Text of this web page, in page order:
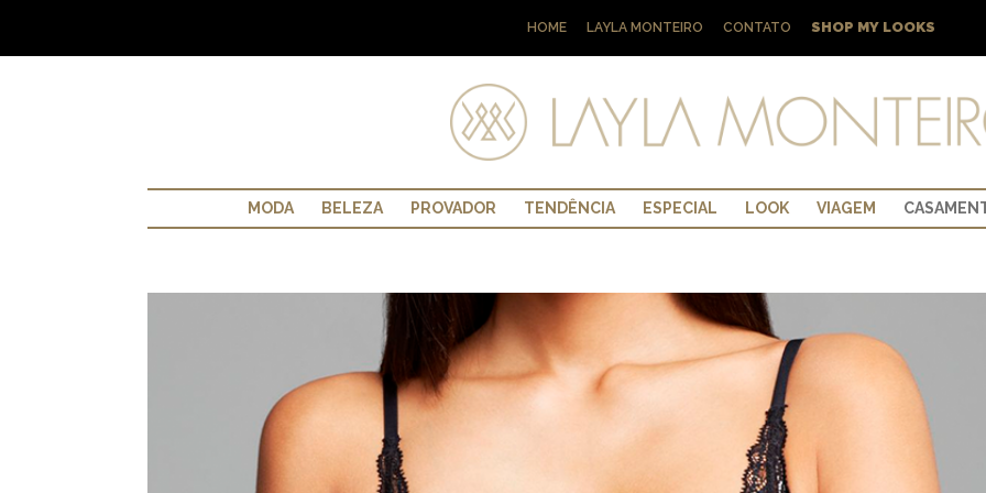
HOME LAYLA MONTEIRO CONTATO SHOP MY LOOKS
MODA BELEZA PROVADOR TENDÊNCIA ESPECIAL LOOK VIAGEM